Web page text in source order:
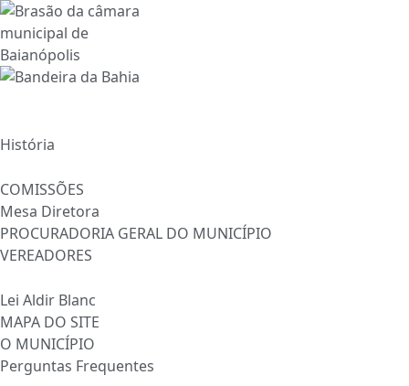
Ir
para
o
conteúdo
História
COMISSÕES
Mesa Diretora
PROCURADORIA GERAL DO MUNICÍPIO
VEREADORES
Lei Aldir Blanc
MAPA DO SITE
O MUNICÍPIO
Perguntas Frequentes